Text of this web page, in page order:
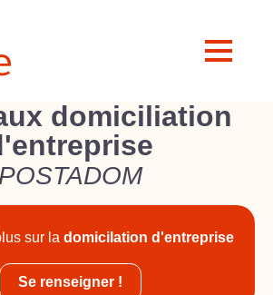
domiciliation
POSTADOM
sur la domicilation d'entreprise
Se renseigner !